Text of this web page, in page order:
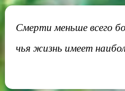
Смерти меньше всего
чья жизнь имеет